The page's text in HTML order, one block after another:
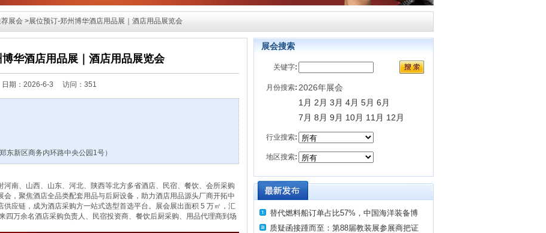
会 >展位预订-郑州博华酒店用品展｜酒店用品展览会
华酒店用品展｜酒店用品展览会
日期： 2026-6-3 访问：351
东新区商务内环路中央公园1号）
南、山西、山东、河北、陕西等北方多省酒店、民宿、餐饮、会所采购
，聚焦酒店全品类配套用品与后厨设备，助力酒店用品源头厂商开拓中
应链，成为酒店采购方一站式选型首选平台。展会展出面积 5 万㎡，汇
四万余名酒店采购负责人、民宿投资商、餐饮后厨采购、用品代理商到场
展会搜索
关键字:
月份搜索: 2026年展会
1月 2月 3月 4月 5月 6月
7月 8月 9月 10月 11月 12月
行业搜索:
地区搜索:
替代燃料船订单占比57%，中国海洋装备博
质疑函接踵而至：第88届教装展参展商把证